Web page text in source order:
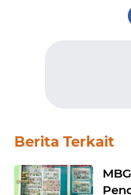
Berita Terkait